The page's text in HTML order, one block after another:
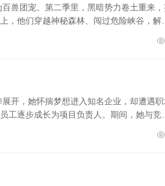
兽团宠。第二季里，黑暗势力卷土重来
，他们穿越神秘森林、闯过危险峡谷，解开
开，她怀揣梦想进入知名企业，却遭遇职
逐步成长为项目负责人。期间，她与竞争